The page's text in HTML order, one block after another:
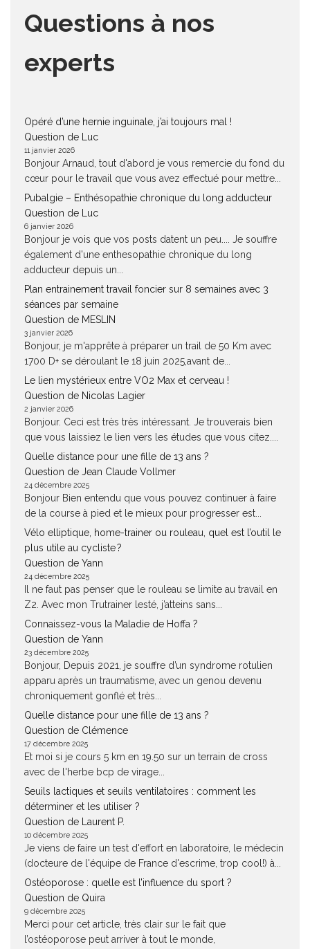
Questions à nos
experts
Opéré d’une hernie inguinale, j’ai toujours mal !
Question de Luc
11 janvier 2026
Bonjour Arnaud, tout d'abord je vous remercie du fond du
cœur pour le travail que vous avez effectué pour mettre...
Pubalgie – Enthésopathie chronique du long adducteur
Question de Luc
6 janvier 2026
Bonjour je vois que vos posts datent un peu.... Je souffre
également d'une enthesopathie chronique du long
adducteur depuis un...
Plan entrainement travail foncier sur 8 semaines avec 3
séances par semaine
Question de MESLIN
3 janvier 2026
Bonjour, je m'apprête à préparer un trail de 50 Km avec
1700 D+ se déroulant le 18 juin 2025,avant de...
Le lien mystérieux entre VO2 Max et cerveau !
Question de Nicolas Lagier
2 janvier 2026
Bonjour. Ceci est très très intéressant. Je trouverais bien
que vous laissiez le lien vers les études que vous citez....
Quelle distance pour une fille de 13 ans ?
Question de Jean Claude Vollmer
24 décembre 2025
Bonjour Bien entendu que vous pouvez continuer à faire
de la course à pied et le mieux pour progresser est...
Vélo elliptique, home-trainer ou rouleau, quel est l’outil le
plus utile au cycliste ?
Question de Yann
24 décembre 2025
Il ne faut pas penser que le rouleau se limite au travail en
Z2. Avec mon Trutrainer lesté, j’atteins sans...
Connaissez-vous la Maladie de Hoffa ?
Question de Yann
23 décembre 2025
Bonjour, Depuis 2021, je souffre d’un syndrome rotulien
apparu après un traumatisme, avec un genou devenu
chroniquement gonflé et très...
Quelle distance pour une fille de 13 ans ?
Question de Clémence
17 décembre 2025
Et moi si je cours 5 km en 19.50 sur un terrain de cross
avec de l'herbe bcp de virage...
Seuils lactiques et seuils ventilatoires : comment les
déterminer et les utiliser ?
Question de Laurent P.
10 décembre 2025
Je viens de faire un test d'effort en laboratoire, le médecin
(docteure de l'équipe de France d'escrime, trop cool!) à...
Ostéoporose : quelle est l’influence du sport ?
Question de Quira
9 décembre 2025
Merci pour cet article, très clair sur le fait que
l’ostéoporose peut arriver à tout le monde,